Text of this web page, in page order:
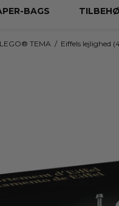
BAGS
LEGO® TEMA / Eiffels lejlighed